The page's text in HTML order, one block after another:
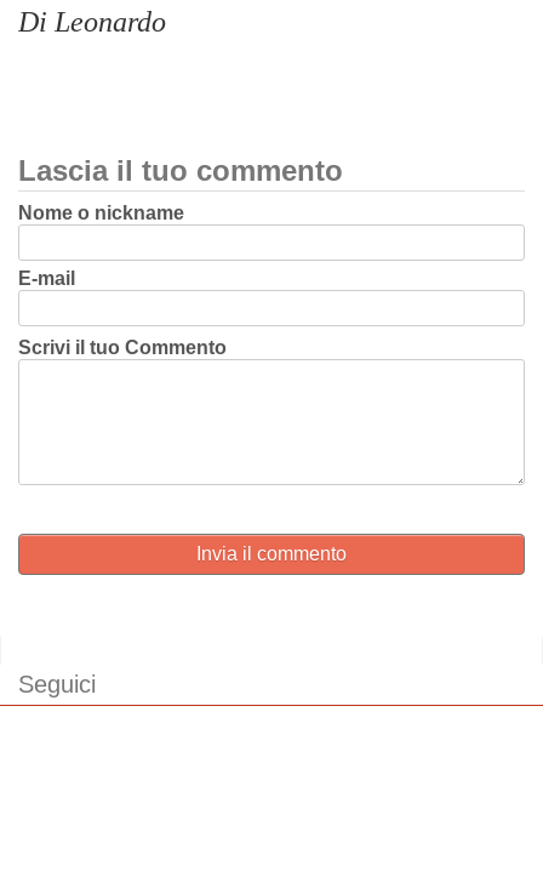
Di Leonardo
Lascia il tuo commento
Nome o nickname
E-mail
Scrivi il tuo Commento
Invia il commento
Seguici